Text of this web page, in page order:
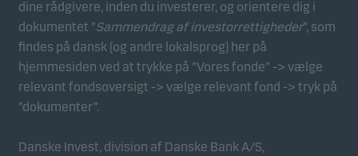
dine rådgivere, inden du investerer, og orientere dig i
dokumentet ”Sammendrag af investorrettigheder”, som
findes på dansk (og andre lokalsprog) her på
hjemmesiden ved at trykke på ”Vores fonde” -> vælge
relevant fondsoversigt -> vælge relevant fond -> tryk på
”dokumenter”.
Danske Invest, division af Danske Bank A/S,